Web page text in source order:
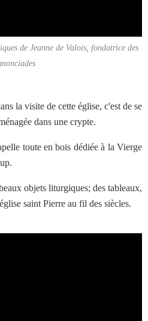
de Jeanne de Valois, fondatrice des
la visite de cette église, c'est de se
dans une crypte.
toute en bois dédiée à la Vierge
objets liturgiques; des tableaux,
saint Pierre au fil des siècles.